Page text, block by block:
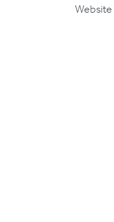
Website